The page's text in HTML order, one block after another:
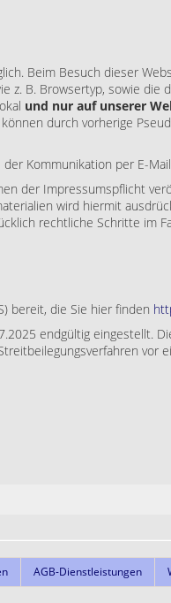
Beim Besuch dieser
B. Browsertyp, sowie die
und nur auf unserer
durch vorherige
Kommunikation per E-
der Impressumspflicht
wird hiermit
rechtliche Schritte im
bereit, die Sie hier finden
endgültig eingestellt.
vor
AGB-Dienstleistungen